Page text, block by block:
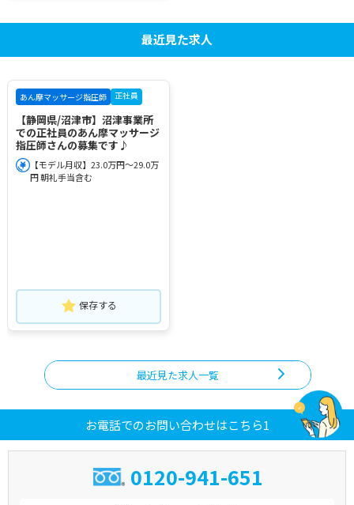
最近見た求人
あん摩マッサージ指圧師 正社員
【静岡県/沼津市】沼津事業所
での正社員のあん摩マッサージ
指圧師さんの募集です♪
【モデル月収】23.0万円～29.0万
円 朝礼手当含む
保存する
最近見た求人一覧
お電話でのお問い合わせはこちら1
0120-941-651